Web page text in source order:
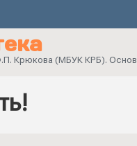
Крюкова (МБУК КРБ).